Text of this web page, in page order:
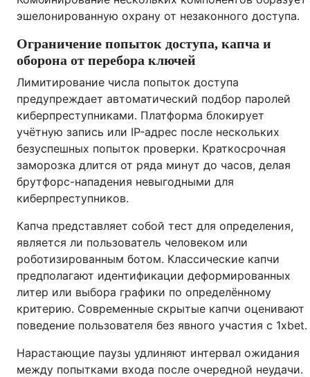
эшелонированную охрану от незаконного доступа.
Ограничение попыток доступа, капча и
оборона от перебора ключей
Лимитирование числа попыток доступа
предупреждает автоматический подбор паролей
киберпреступниками. Платформа блокирует
учётную запись или IP-адрес после нескольких
безуспешных попыток проверки. Краткосрочная
заморозка длится от ряда минут до часов, делая
брутфорс-нападения невыгодными для
киберпреступников.
Капча представляет собой тест для определения,
является ли пользователь человеком или
роботизированным ботом. Классические капчи
предполагают идентификации деформированных
литер или выбора графики по определённому
критерию. Современные скрытые капчи оценивают
поведение пользователя без явного участия с 1xbet.
Нарастающие паузы удлиняют интервал ожидания
между попытками входа после очередной неудачи.